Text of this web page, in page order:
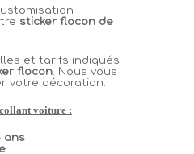
sticker flocon de
et tarifs indiqués
flocon. Nous vous
votre décoration.
voiture :
ans